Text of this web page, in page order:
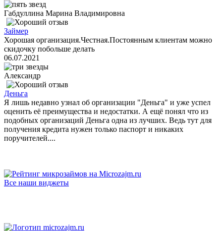
Габдуллина Марина Владимировна
Займер
Хорошая организация.Честная.Постоянным клиентам можно
скидочку побольше делать
06.07.2021
Александр
Деньга
Я лишь недавно узнал об организации "Деньга" и уже успел
оценить её преимущества и недостатки. А ещё понял что из
подобных организаций Деньга одна из лучших. Ведь тут для
получения кредита нужен только паспорт и никаких
поручителей....
Все наши виджеты